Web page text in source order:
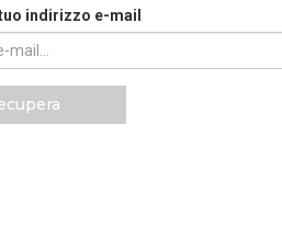
indirizzo e-mail